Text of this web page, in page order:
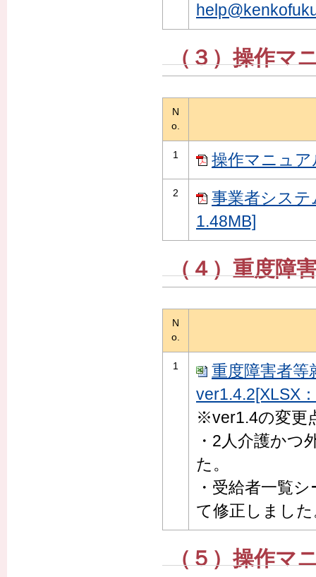
（３）操作マ
N
o.
1 操作マニュア
2
事業者シス
1.48MB]
（４）重度障
N
o.
1
重度障害者等
ver1.4.2[XLSX
※ver1.4の変更
・2人介護かつ
た。
・受給者一覧
て修正しまし
（５）操作マ